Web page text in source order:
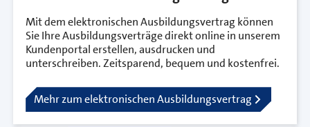
Mit dem elektronischen Ausbildungsvertrag können
Sie Ihre Ausbildungsverträge direkt online in unserem
Kundenportal erstellen, ausdrucken und
unterschreiben. Zeitsparend, bequem und kostenfrei.
Mehr zum elektronischen Ausbildungsvertrag